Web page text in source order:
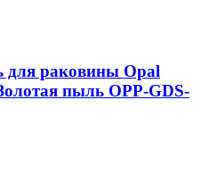
для раковины Opal
пыль OPP-GDS-